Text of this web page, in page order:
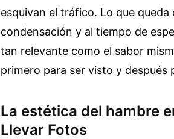
esquivan el tráfico. Lo que
condensación y al tiempo de
tan relevante como el sabor
primero para ser visto y después
La estética del hambre
Llevar Fotos